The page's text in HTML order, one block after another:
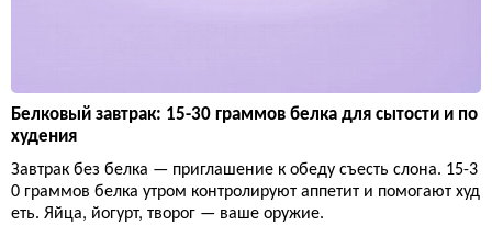
Белковый завтрак: 15-30 граммов белка для сытости и по
худения
Завтрак без белка — приглашение к обеду съесть слона. 15-3
0 граммов белка утром контролируют аппетит и помогают худ
еть. Яйца, йогурт, творог — ваше оружие.